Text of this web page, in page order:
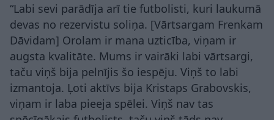
“Labi sevi parādīja arī tie futbolisti, kuri laukumā
devas no rezervistu soliņa. [Vārtsargam Frenkam
Dāvidam] Orolam ir mana uzticība, viņam ir
augsta kvalitāte. Mums ir vairāki labi vārtsargi,
taču viņš bija pelnījis šo iespēju. Viņš to labi
izmantoja. Ļoti aktīvs bija Kristaps Grabovskis,
viņam ir laba pieeja spēlei. Viņš nav tas